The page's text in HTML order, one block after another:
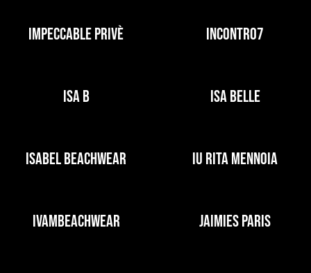
IMPECCABLE PRIVÈ INCONTRO7
ISA B ISA BELLE
ISABEL BEACHWEAR IU RITA MENNOIA
IVAMBEACHWEAR JAIMIES PARIS